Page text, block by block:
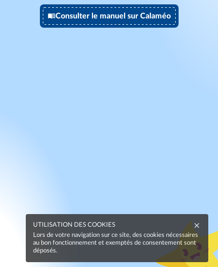
Consulter le manuel sur Calaméo
UTILISATION DES COOKIES
Lors de votre navigation sur ce site, des cookies nécessaires
au bon fonctionnement et exemptés de consentement sont
déposés.